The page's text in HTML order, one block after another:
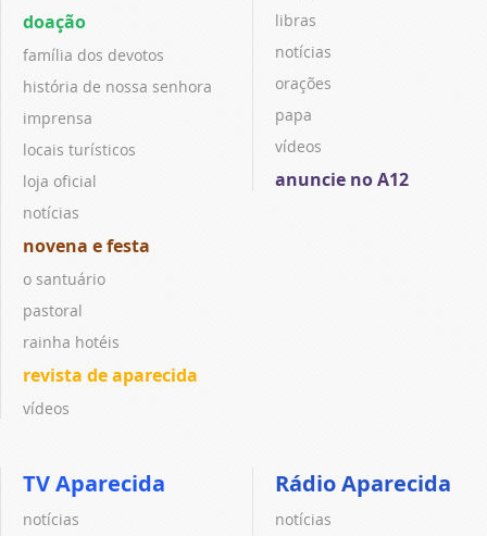
doação
família dos devotos
história de nossa senhora
imprensa
locais turísticos
loja oficial
notícias
novena e festa
o santuário
pastoral
rainha hotéis
revista de aparecida
vídeos
libras
notícias
orações
papa
vídeos
anuncie no A12
TV Aparecida
notícias
Rádio Aparecida
notícias